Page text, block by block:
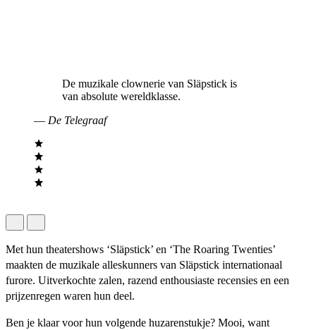
De muzikale clownerie van Släpstick is
van absolute wereldklasse.
— De Telegraaf
Met hun theatershows ‘Släpstick’ en ‘The Roaring Twenties’
maakten de muzikale alleskunners van Släpstick internationaal
furore. Uitverkochte zalen, razend enthousiaste recensies en een
prijzenregen waren hun deel.
Ben je klaar voor hun volgende huzarenstukje? Mooi, want